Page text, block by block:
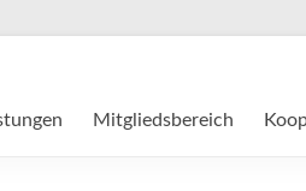
Mitgliedsbereich